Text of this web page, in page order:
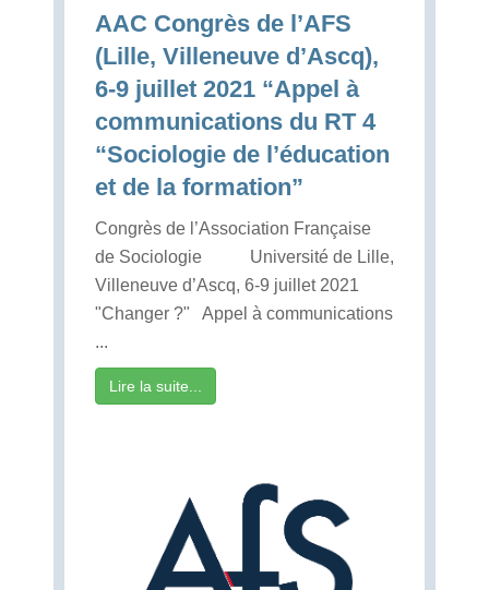
AAC Congrès de l’AFS
(Lille, Villeneuve d’Ascq),
6-9 juillet 2021 “Appel à
communications du RT 4
“Sociologie de l’éducation
et de la formation”
Congrès de l’Association Française
de Sociologie Université de Lille,
Villeneuve d’Ascq, 6-9 juillet 2021
"Changer ?" Appel à communications
...
Lire la suite...